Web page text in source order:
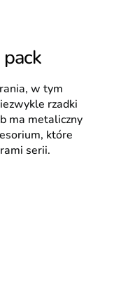
w tym
rzadki
ma metaliczny
które
serii.